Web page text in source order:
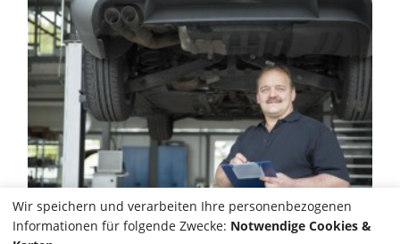
Wir speichern und verarbeiten Ihre personenbezogenen
Informationen für folgende Zwecke: Notwendige Cookies &